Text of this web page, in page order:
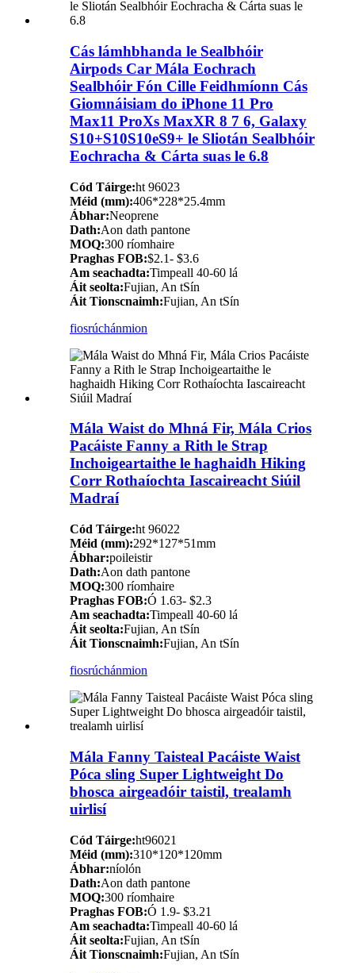
Cás lámhbhanda le Sealbhóir
Airpods Car Mála Eochrach
Sealbhóir Fón Cille Feidhmíonn Cás
Giomnáisiam do iPhone 11 Pro
Max11 ProXs MaxXR 8 7 6, Galaxy
S10+S10S10eS9+ le Sliotán Sealbhóir
Eochracha & Cárta suas le 6.8
Cód Táirge:ht 96023
Méid (mm):406*228*25.4mm
Ábhar:Neoprene
Dath:Aon dath pantone
MOQ:300 ríomhaire
Praghas FOB:$2.1- $3.6
Am seachadta:Timpeall 40-60 lá
Áit seolta:Fujian, An tSín
Áit Tionscnaimh:Fujian, An tSín
fiosrúchánmion
Mála Waist do Mhná Fir, Mála Crios
Pacáiste Fanny a Rith le Strap
Inchoigeartaithe le haghaidh Hiking
Corr Rothaíochta Iascaireacht Siúil
Madraí
Cód Táirge:ht 96022
Méid (mm):292*127*51mm
Ábhar:poileistir
Dath:Aon dath pantone
MOQ:300 ríomhaire
Praghas FOB:Ó 1.63- $2.3
Am seachadta:Timpeall 40-60 lá
Áit seolta:Fujian, An tSín
Áit Tionscnaimh:Fujian, An tSín
fiosrúchánmion
Mála Fanny Taisteal Pacáiste Waist
Póca sling Super Lightweight Do
bhosca airgeadóir taistil, trealamh
uirlisí
Cód Táirge:ht96021
Méid (mm):310*120*120mm
Ábhar:níolón
Dath:Aon dath pantone
MOQ:300 ríomhaire
Praghas FOB:Ó 1.9- $3.21
Am seachadta:Timpeall 40-60 lá
Áit seolta:Fujian, An tSín
Áit Tionscnaimh:Fujian, An tSín